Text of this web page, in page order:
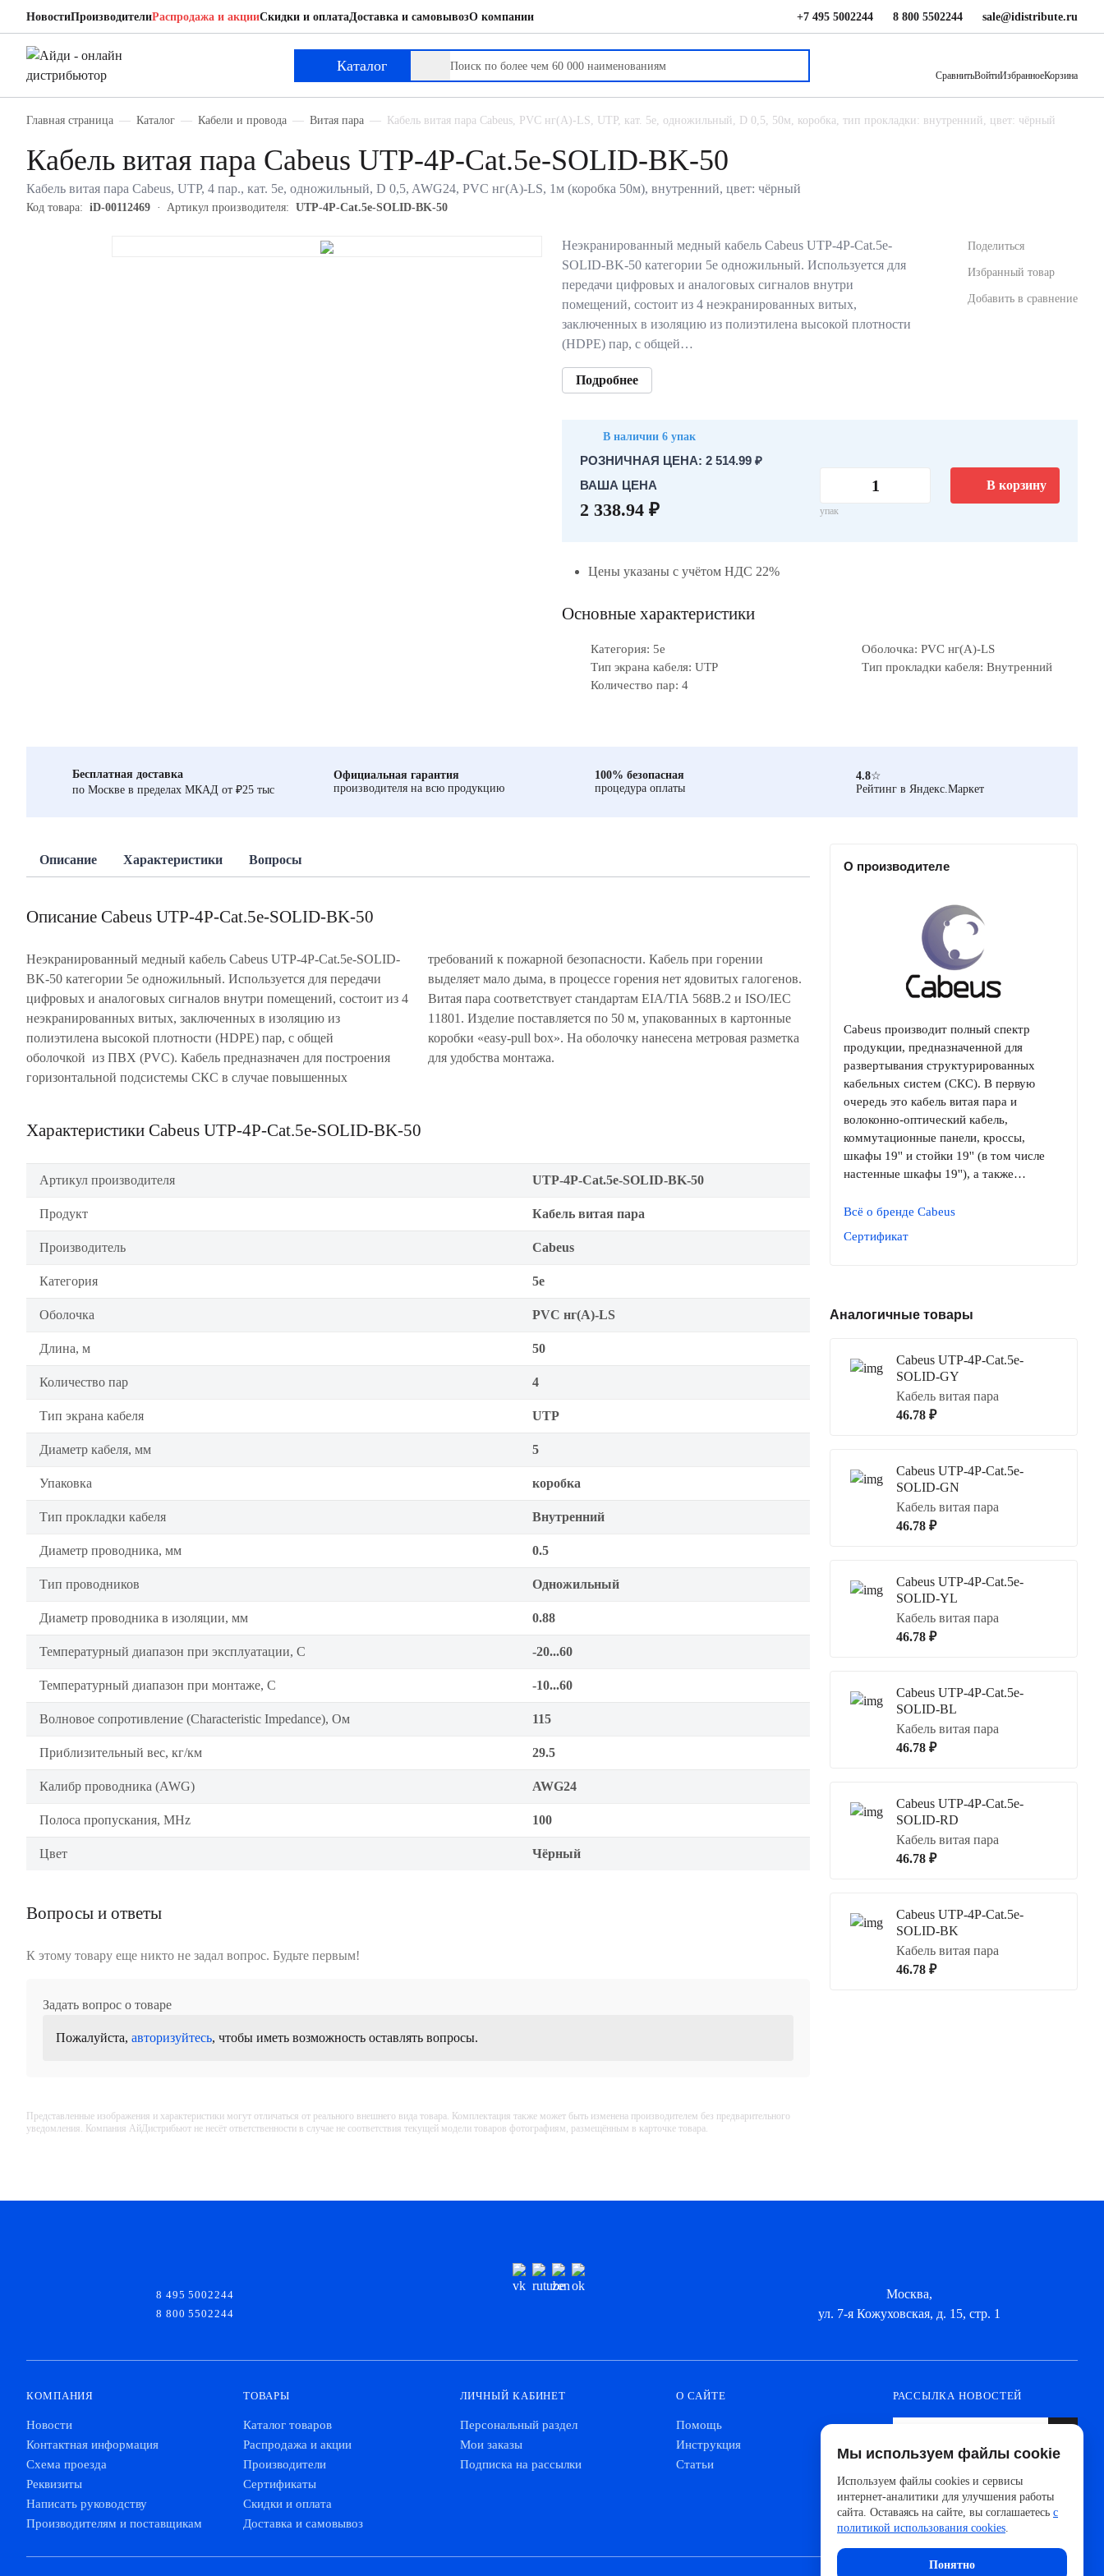
НовостиПроизводителиРаспродажа и акцииСкидки и оплатаДоставка и самовывозО компании +7 495 5002244 8 800 5502244 sale@idistribute.ru
Каталог
СравнитьВойтиИзбранноеКорзина
Главная страница Каталог Кабели и провода Витая пара Кабель витая пара Cabeus, PVC нг(А)-LS, UTP, кат. 5е, одножильный, D 0,5, 50м, коробка, тип прокладки: внутренний, цвет: чёрный
Кабель витая пара Cabeus UTP-4P-Cat.5e-SOLID-BK-50
Кабель витая пара Cabeus, UTP, 4 пар., кат. 5е, одножильный, D 0,5, AWG24, PVC нг(А)-LS, 1м (коробка 50м), внутренний, цвет: чёрный
Код товара: iD-00112469 Артикул производителя: UTP-4P-Cat.5e-SOLID-BK-50
Неэкранированный медный кабель Cabeus UTP-4P-Cat.5e-
SOLID-BK-50 категории 5е одножильный. Используется для
передачи цифровых и аналоговых сигналов внутри
помещений, состоит из 4 неэкранированных витых,
заключенных в изоляцию из полиэтилена высокой плотности
(HDPE) пар, с общей…
Подробнее
Поделиться
Избранный товар
Добавить в сравнение
В наличии 6 упак
РОЗНИЧНАЯ ЦЕНА: 2 514.99 ₽
ВАША ЦЕНА
2 338.94 ₽ упак
В корзину
Цены указаны с учётом НДС 22%
Основные характеристики
Категория: 5е
Оболочка: PVC нг(А)-LS
Тип экрана кабеля: UTP
Тип прокладки кабеля: Внутренний
Количество пар: 4
Бесплатная доставка
по Москве в пределах МКАД от ₽25 тыс
Официальная гарантия
производителя на всю продукцию
100% безопасная
процедура оплаты
4.8☆
Рейтинг в Яндекс.Маркет
Описание Характеристики Вопросы
Описание Cabeus UTP-4P-Cat.5e-SOLID-BK-50
Неэкранированный медный кабель Cabeus UTP-4P-Cat.5e-SOLID-
BK-50 категории 5е одножильный. Используется для передачи
цифровых и аналоговых сигналов внутри помещений, состоит из 4
неэкранированных витых, заключенных в изоляцию из
полиэтилена высокой плотности (HDPE) пар, с общей
оболочкой из ПВХ (PVC). Кабель предназначен для построения
горизонтальной подсистемы СКС в случае повышенных
требований к пожарной безопасности. Кабель при горении
выделяет мало дыма, в процессе горения нет ядовитых галогенов.
Витая пара соответствует стандартам EIA/TIA 568B.2 и ISO/IEC
11801. Изделие поставляется по 50 м, упакованных в картонные
коробки «easy-pull box». На оболочку нанесена метровая разметка
для удобства монтажа.
Характеристики Cabeus UTP-4P-Cat.5e-SOLID-BK-50
Артикул производителя UTP-4P-Cat.5e-SOLID-BK-50
Продукт Кабель витая пара
Производитель Cabeus
Категория 5е
Оболочка PVC нг(А)-LS
Длина, м 50
Количество пар 4
Тип экрана кабеля UTP
Диаметр кабеля, мм 5
Упаковка коробка
Тип прокладки кабеля Внутренний
Диаметр проводника, мм 0.5
Тип проводников Одножильный
Диаметр проводника в изоляции, мм 0.88
Температурный диапазон при эксплуатации, C -20...60
Температурный диапазон при монтаже, C -10...60
Волновое сопротивление (Characteristic Impedance), Ом 115
Приблизительный вес, кг/км 29.5
Калибр проводника (AWG) AWG24
Полоса пропускания, MHz 100
Цвет Чёрный
Вопросы и ответы
К этому товару еще никто не задал вопрос. Будьте первым!
Задать вопрос о товаре
Пожалуйста, авторизуйтесь, чтобы иметь возможность оставлять вопросы.
Представленные изображения и характеристики могут отличаться от реального внешнего вида товара. Комплектация также может быть изменена производителем без предварительного
уведомления. Компания АйДистрибьют не несёт ответственности в случае не соответствия текущей модели товаров фотографиям, размещённым в карточке товара.
О производителе
Cabeus производит полный спектр
продукции, предназначенной для
развертывания структурированных
кабельных систем (СКС). В первую
очередь это кабель витая пара и
волоконно-оптический кабель,
коммутационные панели, кроссы,
шкафы 19'' и стойки 19'' (в том числе
настенные шкафы 19''), а также…
Всё о бренде Cabeus
Сертификат
Аналогичные товары
Cabeus UTP-4P-Cat.5e-
SOLID-GY
Кабель витая пара
46.78 ₽
Cabeus UTP-4P-Cat.5e-
SOLID-GN
Кабель витая пара
46.78 ₽
Cabeus UTP-4P-Cat.5e-
SOLID-YL
Кабель витая пара
46.78 ₽
Cabeus UTP-4P-Cat.5e-
SOLID-BL
Кабель витая пара
46.78 ₽
Cabeus UTP-4P-Cat.5e-
SOLID-RD
Кабель витая пара
46.78 ₽
Cabeus UTP-4P-Cat.5e-
SOLID-BK
Кабель витая пара
46.78 ₽
Cabeus UTP-4P-Cat.5e-SOLID-BK-50
Кабель витая пара
8 495 5002244
8 800 5502244
Москва,
ул. 7-я Кожуховская, д. 15, стр. 1
КОМПАНИЯ
Новости
Контактная информация
Схема проезда
Реквизиты
Написать руководству
Производителям и поставщикам
ТОВАРЫ
Каталог товаров
Распродажа и акции
Производители
Сертификаты
Скидки и оплата
Доставка и самовывоз
ЛИЧНЫЙ КАБИНЕТ
Персональный раздел
Мои заказы
Подписка на рассылки
О САЙТЕ
Помощь
Инструкция
Статьи
РАССЫЛКА НОВОСТЕЙ
новинок от ведущих производителей и
новостей АйДистрибьют
Мы используем файлы cookie
Используем файлы cookies и сервисы
интернет-аналитики для улучшения работы
сайта. Оставаясь на сайте, вы соглашаетесь с
политикой использования cookies.
Понятно